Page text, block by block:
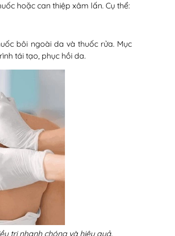
hoặc can thiệp xâm lấn. Cụ thể:
bôi ngoài da và thuốc rửa. Mục
tái tạo, phục hồi da.
trị nhanh chóng và hiệu quả.